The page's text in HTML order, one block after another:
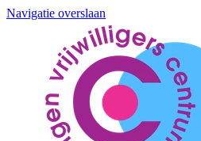
Navigatie overslaan